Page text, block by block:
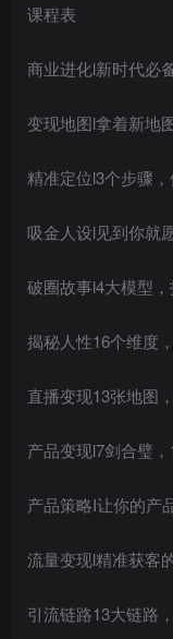
课程表
商业进化l新时代必
变现地图l拿着新地
精准定位l3个步骤
吸金人设l见到你就
破圈故事l4大模型
揭秘人性16个维度
直播变现13张地图
产品变现l7剑合璧
产品策略I让你的产
流量变现l精准获客
引流链路13大链路